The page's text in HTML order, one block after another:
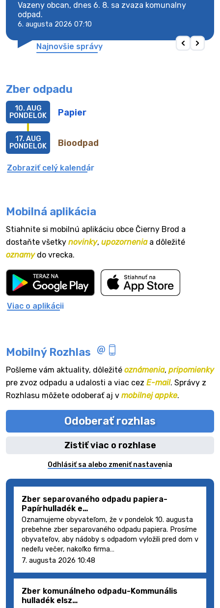
Vazeny obcan, dnes 6. 8. sa zvaza komunalny
odpad.
6. augusta 2026 07:10
Najnovšie správy
Zber odpadu
Papier
10. AUG
PONDELOK
Bioodpad
17. AUG
PONDELOK
Zobraziť celý kalendár
Mobilná aplikácia
Stiahnite si mobilnú aplikáciu obce Čierny Brod a
dostaňte všetky novinky, upozorneniaa dôležité
oznamydo vrecka.
Viac o aplikácii
Mobilný Rozhlas
Pošleme vám aktuality, dôležité oznámenia, pripomienky
pre zvoz odpadu a udalosti a viac cez E-mail. Správy z
Rozhlasu môžete odoberať aj v mobilnej appke.
Odoberať rozhlas
Zistiť viac o rozhlase
Odhlásiť sa alebo zmeniť nastavenia
Zber separovaného odpadu papiera-
Papírhulladék e…
Oznamujeme obyvateľom, že v pondelok 10. augusta
prebehne zber separovaného odpadu papiera. Prosíme
obyvateľov, aby nádoby s odpadom vyložili pred dom v
nedeľu večer, nakoľko firma…
7. augusta 2026 10:48
Zber komunálneho odpadu-Kommunális
hulladék elsz…